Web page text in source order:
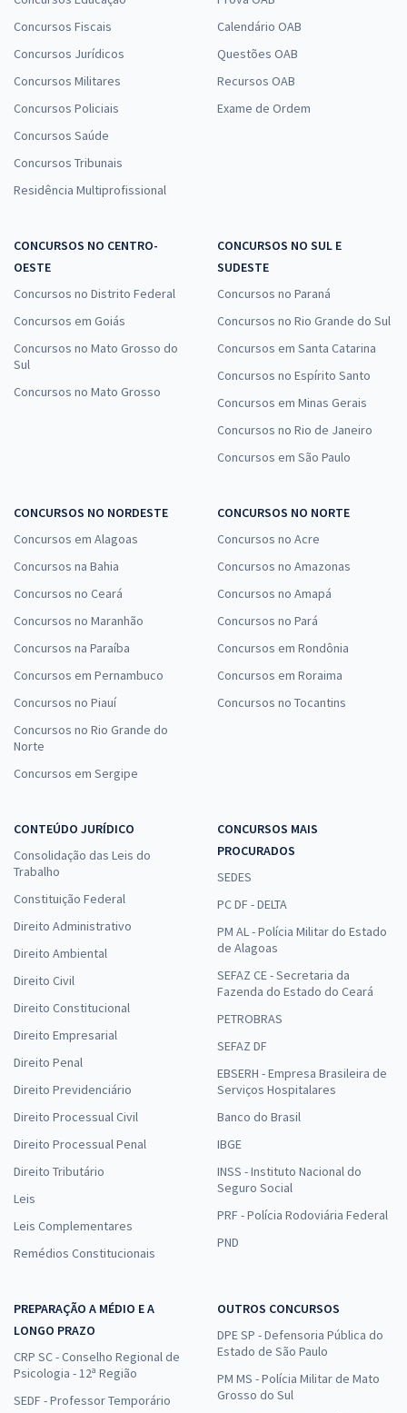
Concursos Fiscais
Concursos Jurídicos
Concursos Militares
Concursos Policiais
Concursos Saúde
Concursos Tribunais
Residência Multiprofissional
Calendário OAB
Questões OAB
Recursos OAB
Exame de Ordem
CONCURSOS NO CENTRO-
OESTE
Concursos no Distrito Federal
Concursos em Goiás
Concursos no Mato Grosso do
Sul
Concursos no Mato Grosso
CONCURSOS NO SUL E
SUDESTE
Concursos no Paraná
Concursos no Rio Grande do Sul
Concursos em Santa Catarina
Concursos no Espírito Santo
Concursos em Minas Gerais
Concursos no Rio de Janeiro
Concursos em São Paulo
CONCURSOS NO NORDESTE
Concursos em Alagoas
Concursos na Bahia
Concursos no Ceará
Concursos no Maranhão
Concursos na Paraíba
Concursos em Pernambuco
Concursos no Piauí
Concursos no Rio Grande do
Norte
Concursos em Sergipe
CONCURSOS NO NORTE
Concursos no Acre
Concursos no Amazonas
Concursos no Amapá
Concursos no Pará
Concursos em Rondônia
Concursos em Roraima
Concursos no Tocantins
CONTEÚDO JURÍDICO
Consolidação das Leis do
Trabalho
Constituição Federal
Direito Administrativo
Direito Ambiental
Direito Civil
Direito Constitucional
Direito Empresarial
Direito Penal
Direito Previdenciário
Direito Processual Civil
Direito Processual Penal
Direito Tributário
Leis
Leis Complementares
Remédios Constitucionais
CONCURSOS MAIS
PROCURADOS
SEDES
PC DF - DELTA
PM AL - Polícia Militar do Estado
de Alagoas
SEFAZ CE - Secretaria da
Fazenda do Estado do Ceará
PETROBRAS
SEFAZ DF
EBSERH - Empresa Brasileira de
Serviços Hospitalares
Banco do Brasil
IBGE
INSS - Instituto Nacional do
Seguro Social
PRF - Polícia Rodoviária Federal
PND
PREPARAÇÃO A MÉDIO E A
LONGO PRAZO
CRP SC - Conselho Regional de
Psicologia - 12ª Região
SEDF - Professor Temporário
OUTROS CONCURSOS
DPE SP - Defensoria Pública do
Estado de São Paulo
PM MS - Polícia Militar de Mato
Grosso do Sul